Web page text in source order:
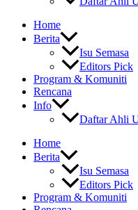
Home
Berita
Isu Semasa
Editors Pick
Program & Komuniti
Rencana
Info
Daftar Ahli
Home
Berita
Isu Semasa
Editors Pick
Program & Komuniti